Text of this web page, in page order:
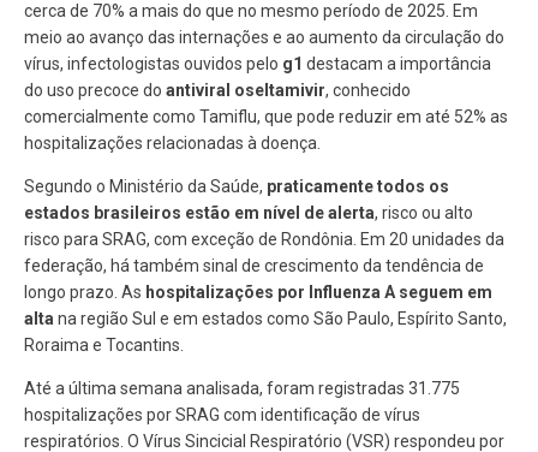
cerca de 70% a mais do que no mesmo período de 2025. Em
meio ao avanço das internações e ao aumento da circulação do
vírus, infectologistas ouvidos pelo g1 destacam a importância
do uso precoce do antiviral oseltamivir, conhecido
comercialmente como Tamiflu, que pode reduzir em até 52% as
hospitalizações relacionadas à doença.
Segundo o Ministério da Saúde, praticamente todos os
estados brasileiros estão em nível de alerta, risco ou alto
risco para SRAG, com exceção de Rondônia. Em 20 unidades da
federação, há também sinal de crescimento da tendência de
longo prazo. As hospitalizações por Influenza A seguem em
alta na região Sul e em estados como São Paulo, Espírito Santo,
Roraima e Tocantins.
Até a última semana analisada, foram registradas 31.775
hospitalizações por SRAG com identificação de vírus
respiratórios. O Vírus Sincicial Respiratório (VSR) respondeu por